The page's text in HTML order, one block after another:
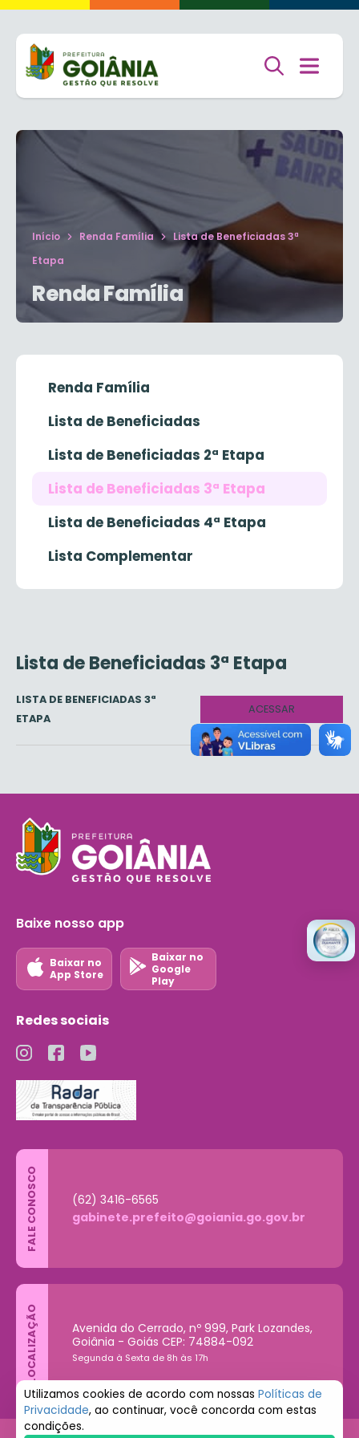
Início Renda Família
Lista de Beneficiadas 3ª
Etapa
Renda Família
Renda Família
Lista de Beneficiadas
Lista de Beneficiadas 2ª Etapa
Lista de Beneficiadas 3ª Etapa
Lista de Beneficiadas 4ª Etapa
Lista Complementar
Lista de Beneficiadas 3ª Etapa
LISTA DE BENEFICIADAS 3ª
ETAPA
ACESSAR
Baixe nosso app
Baixar no
App Store
Baixar no
Google
Play
Redes sociais
FALE CONOSCO
(62) 3416-6565
gabinete.prefeito@goiania.go.gov.br
LOCALIZAÇÃO
Avenida do Cerrado, nº 999, Park Lozandes,
Goiânia - Goiás CEP: 74884-092
Segunda à Sexta de 8h às 17h
Utilizamos cookies de acordo com nossas Políticas de
Privacidade, ao continuar, você concorda com estas
condições.